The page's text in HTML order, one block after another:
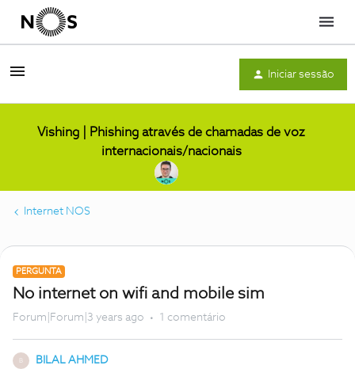
Menu
Iniciar sessão
Vishing | Phishing através de chamadas de voz
internacionais/nacionais
Internet NOS
PERGUNTA
No internet on wifi and mobile sim
Forum|Forum|3 years ago 1 comentário
BILAL AHMED